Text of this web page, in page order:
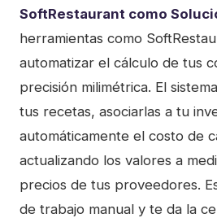
SoftRestaurant como
herramientas como
automatizar el cálculo de tus
precisión milimétrica. El
tus recetas, asociarlas a tu
automáticamente el costo de
actualizando los valores a
precios de tus proveedores.
de trabajo manual y te da la